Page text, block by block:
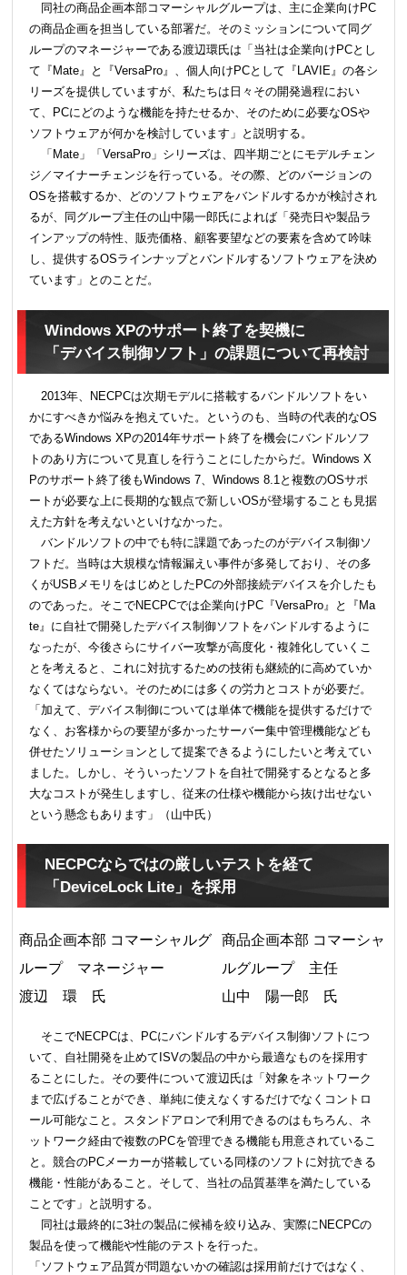
同社の商品企画本部コマーシャルグループは、主に企業向けPC
の商品企画を担当している部署だ。そのミッションについて同グ
ループのマネージャーである渡辺環氏は「当社は企業向けPCとし
て『Mate』と『VersaPro』、個人向けPCとして『LAVIE』の各シ
リーズを提供していますが、私たちは日々その開発過程におい
て、PCにどのような機能を持たせるか、そのために必要なOSや
ソフトウェアが何かを検討しています」と説明する。
「Mate」「VersaPro」シリーズは、四半期ごとにモデルチェン
ジ／マイナーチェンジを行っている。その際、どのバージョンの
OSを搭載するか、どのソフトウェアをバンドルするかが検討され
るが、同グループ主任の山中陽一郎氏によれば「発売日や製品ラ
インアップの特性、販売価格、顧客要望などの要素を含めて吟味
し、提供するOSラインナップとバンドルするソフトウェアを決め
ています」とのことだ。
Windows XPのサポート終了を契機に
「デバイス制御ソフト」の課題について再検討
2013年、NECPCは次期モデルに搭載するバンドルソフトをい
かにすべきか悩みを抱えていた。というのも、当時の代表的なOS
であるWindows XPの2014年サポート終了を機会にバンドルソフ
トのあり方について見直しを行うことにしたからだ。Windows X
Pのサポート終了後もWindows 7、Windows 8.1と複数のOSサポ
ートが必要な上に長期的な観点で新しいOSが登場することも見据
えた方針を考えないといけなかった。
バンドルソフトの中でも特に課題であったのがデバイス制御ソ
フトだ。当時は大規模な情報漏えい事件が多発しており、その多
くがUSBメモリをはじめとしたPCの外部接続デバイスを介したも
のであった。そこでNECPCでは企業向けPC『VersaPro』と『Ma
te』に自社で開発したデバイス制御ソフトをバンドルするように
なったが、今後さらにサイバー攻撃が高度化・複雑化していくこ
とを考えると、これに対抗するための技術も継続的に高めていか
なくてはならない。そのためには多くの労力とコストが必要だ。
「加えて、デバイス制御については単体で機能を提供するだけで
なく、お客様からの要望が多かったサーバー集中管理機能なども
併せたソリューションとして提案できるようにしたいと考えてい
ました。しかし、そういったソフトを自社で開発するとなると多
大なコストが発生しますし、従来の仕様や機能から抜け出せない
という懸念もあります」（山中氏）
NECPCならではの厳しいテストを経て
「DeviceLock Lite」を採用
商品企画本部 コマーシャルグ
ループ マネージャー
渡辺 環 氏
商品企画本部 コマーシャ
ルグループ 主任
山中 陽一郎 氏
そこでNECPCは、PCにバンドルするデバイス制御ソフトにつ
いて、自社開発を止めてISVの製品の中から最適なものを採用す
ることにした。その要件について渡辺氏は「対象をネットワーク
まで広げることができ、単純に使えなくするだけでなくコントロ
ール可能なこと。スタンドアロンで利用できるのはもちろん、ネ
ットワーク経由で複数のPCを管理できる機能も用意されているこ
と。競合のPCメーカーが搭載している同様のソフトに対抗できる
機能・性能があること。そして、当社の品質基準を満たしている
ことです」と説明する。
同社は最終的に3社の製品に候補を絞り込み、実際にNECPCの
製品を使って機能や性能のテストを行った。
「ソフトウェア品質が問題ないかの確認は採用前だけではなく、